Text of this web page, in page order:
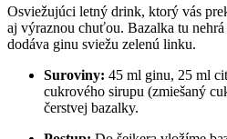
Osviežujúci letný drink, ktorý vás
aj výraznou chuťou. Bazalka tu
dodáva ginu sviežu zelenú linku.
Suroviny: 45 ml ginu, 25 ml
cukrového sirupu (zmiešaný
čerstvej bazalky.